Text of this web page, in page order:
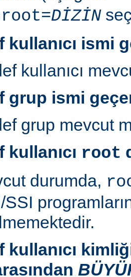
DİZİN
kullanıcı ismi
kullanıcı
grup ismi
grup mevcut
kullanıcı root
durumda,
kullanıcı